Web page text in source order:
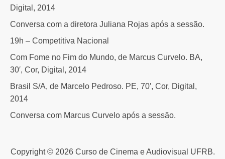
Digital, 2014
Conversa com a diretora Juliana Rojas após a sessão.
19h – Competitiva Nacional
Com Fome no Fim do Mundo, de Marcus Curvelo. BA,
30′, Cor, Digital, 2014
Brasil S/A, de Marcelo Pedroso. PE, 70′, Cor, Digital,
2014
Conversa com Marcus Curvelo após a sessão.
Copyright © 2026 Curso de Cinema e Audiovisual UFRB.